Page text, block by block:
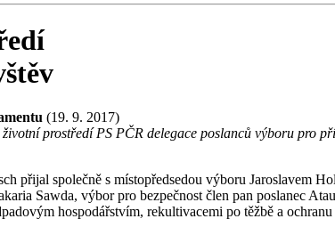
(19. 9. 2017)
prostředí PS PČR delegace poslanců výboru pro
přijal společně s místopředsedou výboru Jaroslavem
Sawda, výbor pro bezpečnost člen pan poslanec
hospodářstvím, rekultivacemi po těžbě a